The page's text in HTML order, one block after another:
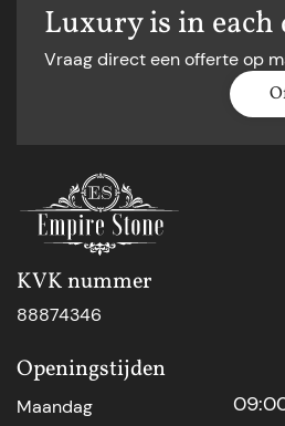
Luxury is in each
Vraag direct een offerte op
KVK nummer
88874346
Openingstijden
Maandag